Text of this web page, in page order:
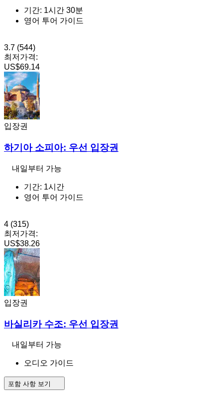
기간: 1시간 30분
영어 투어 가이드
3.7 (544)
최저가격:
US$69.14
입장권
하기아 소피아: 우선 입장권
내일부터 가능
기간: 1시간
영어 투어 가이드
4 (315)
최저가격:
US$38.26
입장권
바실리카 수조: 우선 입장권
내일부터 가능
오디오 가이드
포함 사항 보기